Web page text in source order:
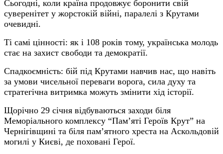
Сьогодні, коли країна продовжує боронити свій
суверенітет у жорстокій війні, паралелі з Крутами
очевидні.
Ті самі цінності: як і 108 років тому, українська молодь
стає на захист свободи та демократії.
Спадкоємність: бій під Крутами навчив нас, що навіть
за умови чисельної переваги ворога, сила духу та
стратегічна витримка можуть змінити хід історії.
Щорічно 29 січня відбуваються заходи біля
Меморіального комплексу “Пам’яті Героїв Крут” на
Чернігівщині та біля пам’ятного хреста на Аскольдовій
могилі у Києві, де поховані Герої.